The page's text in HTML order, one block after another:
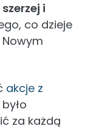
i
co dzieje
akcje z
za każdą